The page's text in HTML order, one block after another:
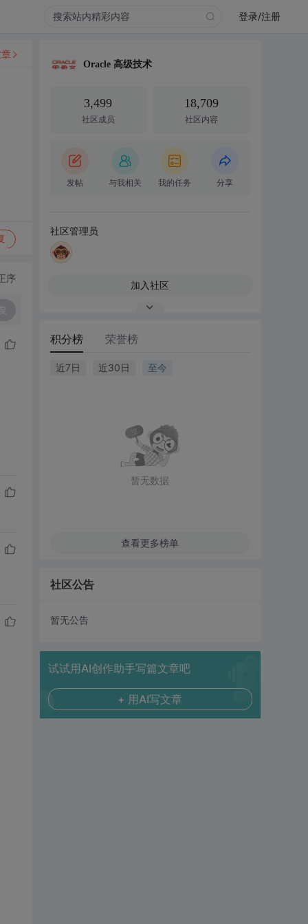
登录/注册
序
Oracle 高级技术
3,499
社区成员
18,709
社区内容
发帖 与我相关 我的任务 分享
社区管理员
加入社区
积分榜 荣誉榜
近7日 近30日 至今
暂无数据
查看更多榜单
社区公告
暂无公告
试试用AI创作助手写篇文章吧
+ 用AI写文章